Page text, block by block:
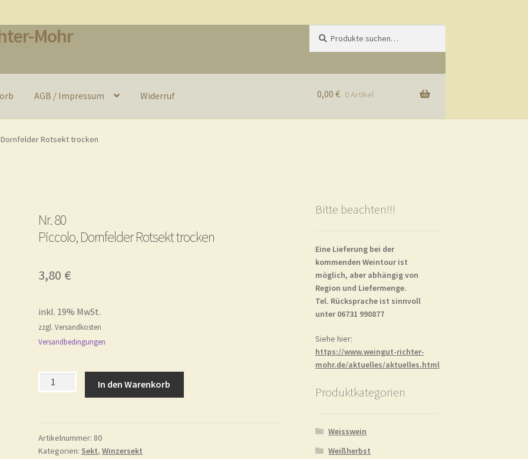
Mohr
nach:
AGB / Impressum Widerruf
und Zahlung Mein Benutzerkonto
0,00 € 0 Artikel
Dornfelder Rotsekt trocken
Nr. 80
Piccolo, Dornfelder Rotsekt trocken
3,80 €
inkl. 19% MwSt.
zzgl. Versandkosten
Versandbedingungen
Nr.
80Piccolo,
trocken
Menge
In den Warenkorb
Artikelnummer: 80
Kategorien: Sekt, Winzersekt
Bitte beachten!!!
Eine Lieferung bei der
kommenden Weintour ist
möglich, aber abhängig von
Region und Liefermenge.
Tel. Rücksprache ist sinnvoll
unter 06731 990877
Siehe hier:
https://www.weingut-richter-
mohr.de/aktuelles/aktuelles.html
Produktkategorien
Weisswein
Weißherbst